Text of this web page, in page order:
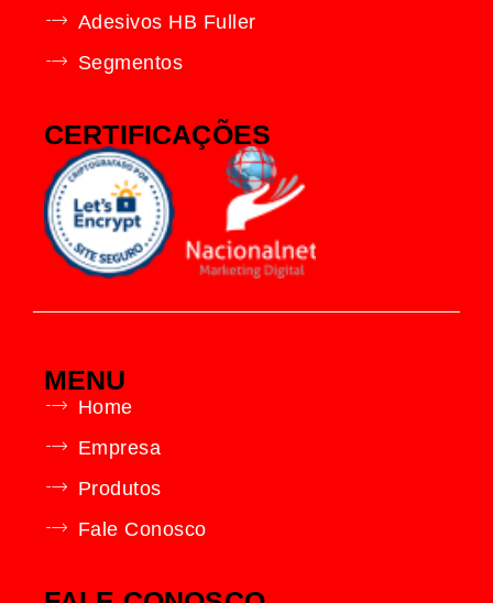
Adesivos HB Fuller
Segmentos
CERTIFICAÇÕES
MENU
Home
Empresa
Produtos
Fale Conosco